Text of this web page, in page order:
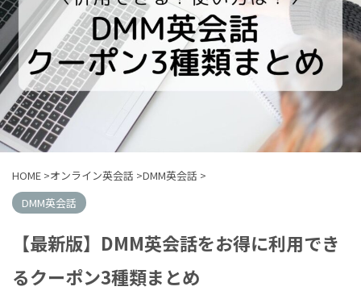
HOME >オンライン英会話 >DMM英会話 >
DMM英会話
【最新版】DMM英会話をお得に利用でき
るクーポン3種類まとめ